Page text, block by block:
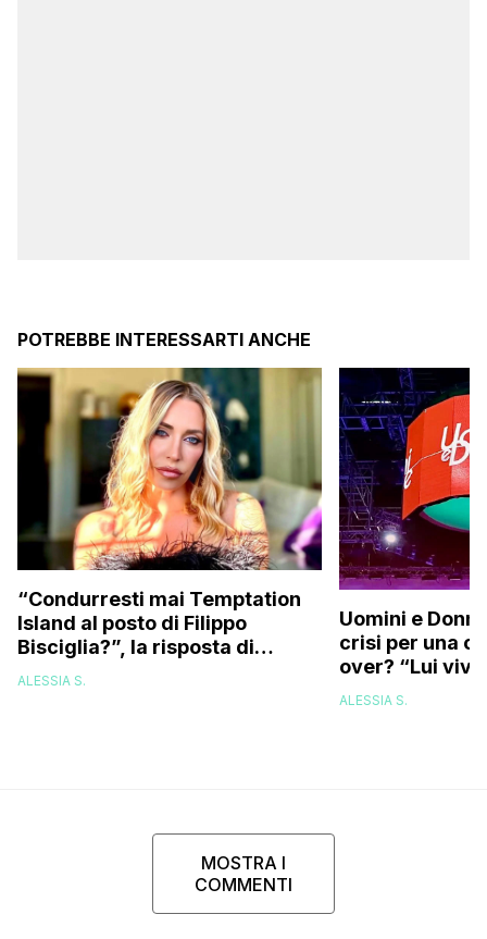
POTREBBE INTERESSARTI ANCHE
“Condurresti mai Temptation
Island al posto di Filippo
Bisciglia?”, la risposta di
Karina Cascella: “Andrei di
ALESSIA S.
Uomini e
crisi per una
over? “Lui
ALESSIA S.
MOSTRA I
COMMENTI